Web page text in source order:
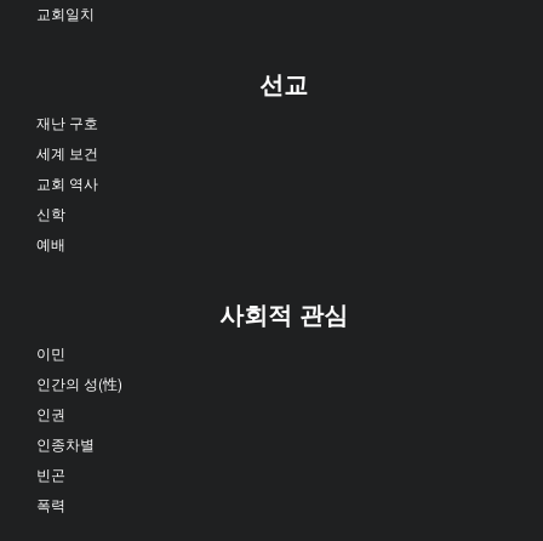
교회일치
선교
재난 구호
세계 보건
교회 역사
신학
예배
사회적 관심
이민
인간의 성(性)
인권
인종차별
빈곤
폭력